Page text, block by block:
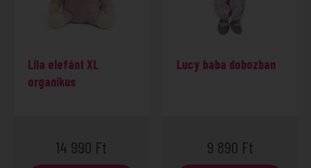
Lila elefánt XL
organikus
14 990 Ft
Lucy baba dobozban
9 890 Ft